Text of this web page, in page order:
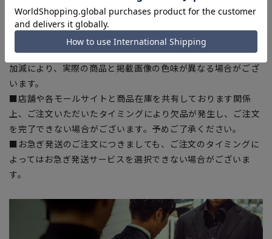
■サイズスペックは仕上がりサイズを記載しております。一
部、商品現物におすすめサイズ(ヌードサイズ)を記載している
商品もございます。
■ブラウザやお使いのモニター環境、また撮影時の室内外の光
加減により、実際の商品と掲載画像の色味が異なる場合がござ
います。
■店舗や各モールサイトと商品在庫を共有しております関係
上、ご注文いただいたタイミングにより欠品が発生し、ご注文
を完了できない場合がございます。予めご了承ください。
■お急ぎ発送のご注文につきましても、ご注文のタイミングに
よってはお急ぎ発送サービスを選択できない場合がございま
す。